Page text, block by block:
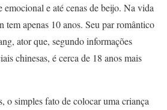
e até cenas de beijo. Na vida
apenas 10 anos. Seu par romântico
ator que, segundo informações
chinesas, é cerca de 18 anos mais
o simples fato de colocar uma criança